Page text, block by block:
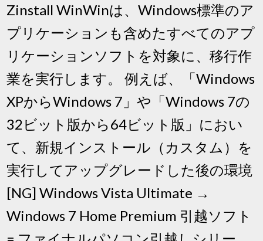
Zinstall WinWinは、Windows標準のア
プリケーションも含めたすべてのアプ
リケーションソフトを対象に、移行作
業を実行します。 例えば、「Windows
XPからWindows 7」や「Windows 7の
32ビット版から64ビット版」におい
て、新規インストール（カスタム）を
実行してアップグレードした後の環境
[NG] Windows Vista Ultimate →
Windows 7 Home Premium 引越ソフト